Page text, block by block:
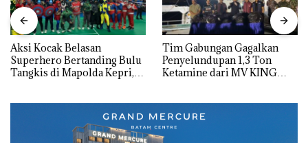
Aksi Kocak Belasan
Superhero Bertanding Bulu
Tangkis di Mapolda Kepri,
Tim Gabungan Gagalkan
Penyelundupan 1,3 Ton
Ketamine dari MV KING